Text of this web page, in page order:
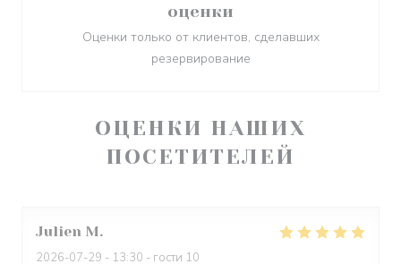
ОЦЕНКИ НАШИХ
ПОСЕТИТЕЛЕЙ
Julien M
2026-07-29 - 13:30 - гости 10
оценки
Оценки только от клиентов, сделавших
резервирование